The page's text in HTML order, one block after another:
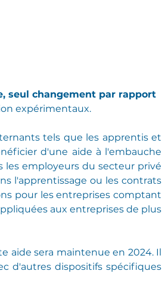
seul changement par rapport
expérimentaux.
tels que les apprentis et
d'une aide à l'embauche
employeurs du secteur privé
l'apprentissage ou les contrats
pour les entreprises comptant
aux entreprises de plus
aide sera maintenue en 2024. Il
d'autres dispositifs spécifiques